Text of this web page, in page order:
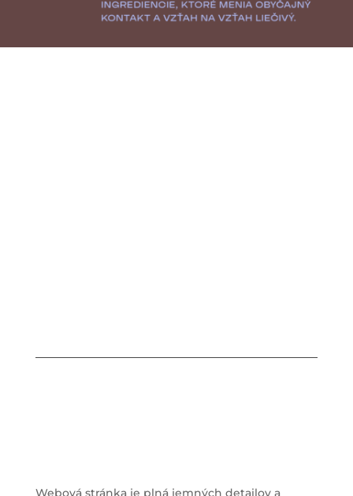
Webová stránka je plná jemných detailov a